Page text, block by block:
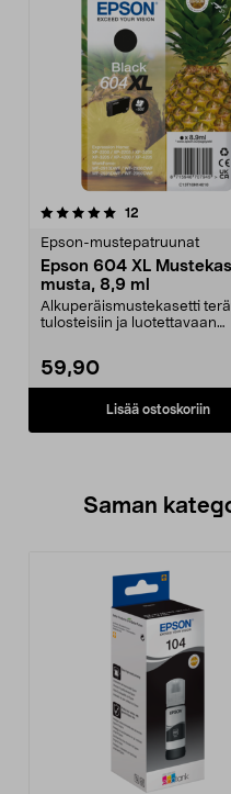
12
Epson-mustepatruunat
Epson 604 XL
musta, 8,9 ml
Alkuperäismustekasetti
tulosteisiin ja luotettavaan
59,90
Lisää ostoskoriin
Saman